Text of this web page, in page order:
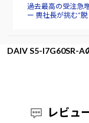
過去最高の受注急
ー 軣社長が挑む“
DAIV S5-I7G60SR-A
レビュ